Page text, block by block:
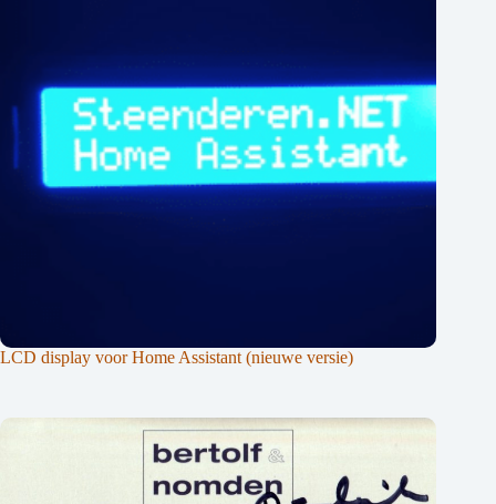
LCD display voor Home Assistant (nieuwe versie)